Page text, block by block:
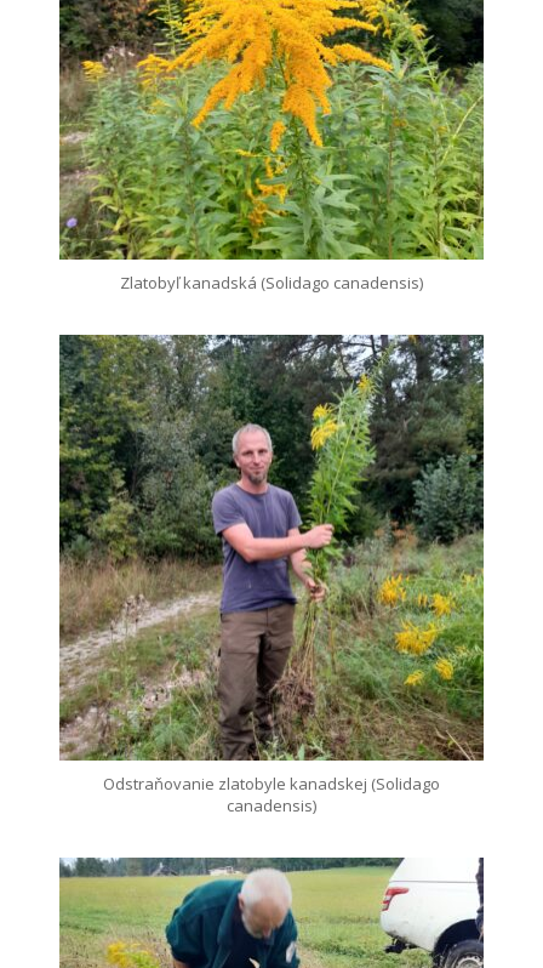
Zlatobyľ kanadská (Solidago canadensis)
Odstraňovanie zlatobyle kanadskej (Solidago
canadensis)